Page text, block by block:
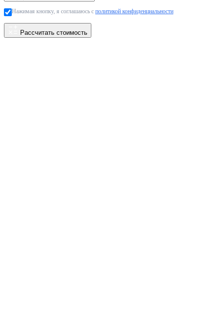
Нажимая кнопку, я соглашаюсь с политикой конфиденциальности
Рассчитать стоимость